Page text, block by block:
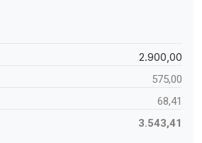
2.900,00
575,00
68,41
3.543,41